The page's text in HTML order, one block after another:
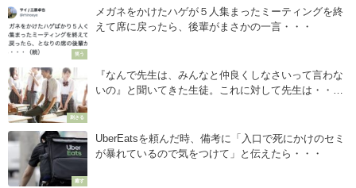
笑う
メガネをかけたハゲが５人集まったミーティングを終
えて席に戻ったら、後輩がまさかの一言・・・
刺さる
『なんで先生は、みんなと仲良くしなさいって言わな
いの』と聞いてきた生徒。これに対して先生は・・・
癒す
UberEatsを頼んだ時、備考に「入口で死にかけのセミ
が暴れているので気をつけて」と伝えたら・・・